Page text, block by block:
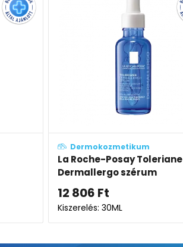
Dermokozmetikum
La Roche-Posay Effaclar
ultrakoncentrált szérum
15 186Ft
Kiszerelés: 30ML